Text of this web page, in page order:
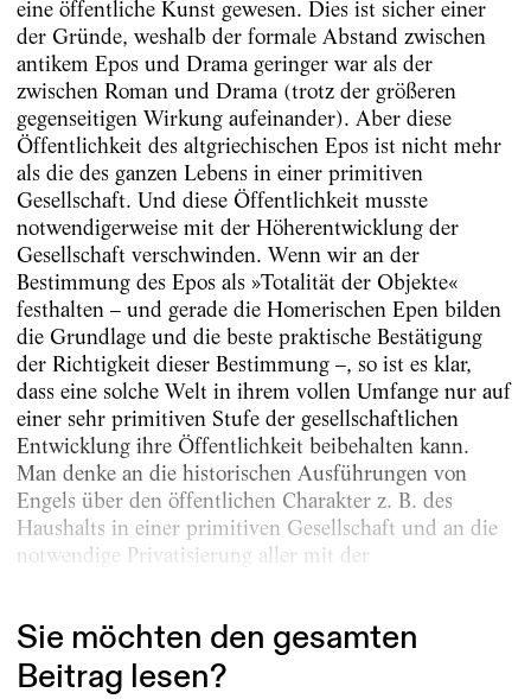
eine öffentliche Kunst gewesen. Dies ist sicher einer
der Gründe, weshalb der formale Abstand zwischen
antikem Epos und Drama geringer war als der
zwischen Roman und Drama (trotz der größeren
gegenseitigen Wirkung aufeinander). Aber diese
Öffentlichkeit des altgriechischen Epos ist nicht mehr
als die des ganzen Lebens in einer primitiven
Gesellschaft. Und diese Öffentlichkeit musste
notwendigerweise mit der Höherentwicklung der
Gesellschaft verschwinden. Wenn wir an der
Bestimmung des Epos als »Totalität der Objekte«
festhalten – und gerade die Homerischen Epen bilden
die Grundlage und die beste praktische Bestätigung
der Richtigkeit dieser Bestimmung –, so ist es klar,
dass eine solche Welt in ihrem vollen Umfange nur auf
einer sehr primitiven Stufe der gesellschaftlichen
Entwicklung ihre Öffentlichkeit beibehalten kann.
Man denke an die historischen Ausführungen von
Engels über den öffentlichen Charakter z. B. des
Haushalts in einer primitiven Gesellschaft und an die
notwendige Privatisierung aller mit der
Sie möchten den gesamten
Beitrag lesen?